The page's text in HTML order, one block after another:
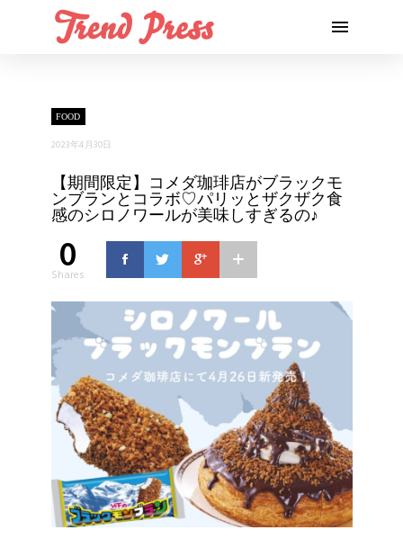
FOOD
2023年4月30日
【期間限定】コメダ珈琲店がブラックモ
ンブランとコラボ♡パリッとザクザク食
感のシロノワールが美味しすぎるの♪
0
Shares